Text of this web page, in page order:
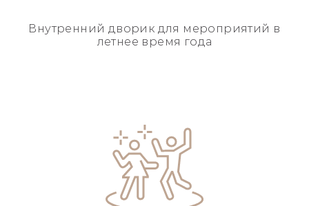
Внутренний дворик для мероприятий в
летнее время года